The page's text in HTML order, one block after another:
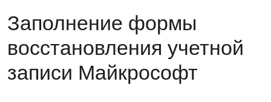
Заполнение формы
восстановления учетной
записи Майкрософт